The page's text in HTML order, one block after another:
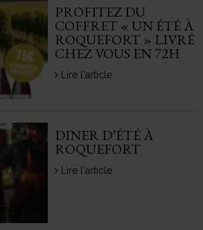
PROFITEZ DU
COFFRET « UN ÉTÉ À
ROQUEFORT » LIVRÉ
CHEZ VOUS EN 72H
Lire l'article
DINER D’ÉTÉ À
ROQUEFORT
Lire l'article